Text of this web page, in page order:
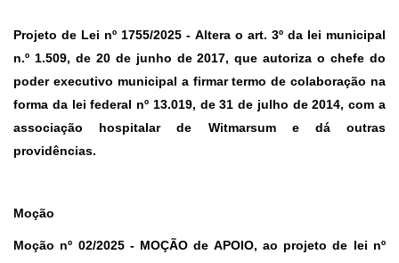
Projeto de Lei nº 1755/2025 - Altera o art. 3º da lei municipal
n.º 1.509, de 20 de junho de 2017, que autoriza o chefe do
poder executivo municipal a firmar termo de colaboração na
forma da lei federal nº 13.019, de 31 de julho de 2014, com a
associação hospitalar de Witmarsum e dá outras
providências.
Moção
Moção nº 02/2025- MOÇÃO de APOIO, ao projeto de lei nº